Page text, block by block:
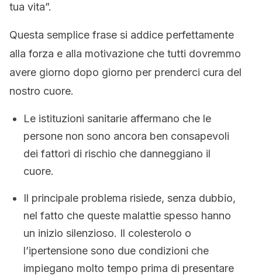
tua vita”.
Questa semplice frase si addice perfettamente
alla forza e alla motivazione che tutti dovremmo
avere giorno dopo giorno per prenderci cura del
nostro cuore.
Le istituzioni sanitarie affermano che le
persone non sono ancora ben consapevoli
dei fattori di rischio che danneggiano il
cuore.
Il principale problema risiede, senza dubbio,
nel fatto che queste malattie spesso hanno
un inizio silenzioso. Il colesterolo o
l’ipertensione sono due condizioni che
impiegano molto tempo prima di presentare